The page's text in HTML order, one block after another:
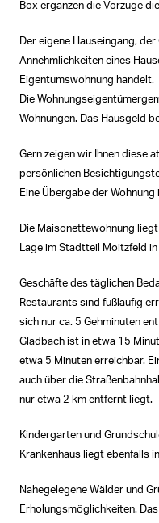
Box ergänzen die Vorzüge
Der eigene Hauseingang,
Annehmlichkeiten eines
Eigentumswohnung handelt.
Die
Wohnungen. Das Hausgeld
Gern zeigen wir Ihnen diese
persönlichen
Eine Übergabe der
Die Maisonettewohnung
Lage im Stadtteil Moitzfeld
Geschäfte des täglichen
Restaurants sind fußläufig
sich nur ca. 5 Gehminuten
Gladbach ist in etwa 15
etwa 5 Minuten erreichbar.
auch über die
nur etwa 2 km entfernt liegt.
Kindergarten und
Krankenhaus liegt ebenfalls
Nahegelegene Wälder und
Erholungsmöglichkeiten.